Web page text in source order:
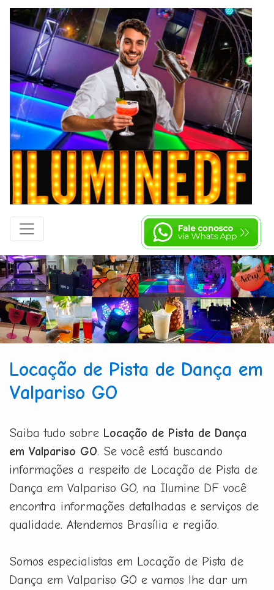
Locação de Pista de Dança em
Valpariso GO
Saiba tudo sobre Locação de Pista de Dança
em Valpariso GO. Se você está buscando
informações a respeito de Locação de Pista de
Dança em Valpariso GO, na Ilumine DF você
encontra informações detalhadas e serviços de
qualidade. Atendemos Brasília e região.
Somos especialistas em Locação de Pista de
Dança em Valpariso GO e vamos lhe dar um